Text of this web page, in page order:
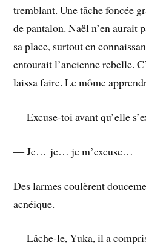
tremblant. Une tâche foncée
de pantalon. Naël n’en aurait
sa place, surtout en
entourait l’ancienne rebelle.
laissa faire. Le môme
― Excuse-toi avant qu’elle
― Je… je… je m’excuse…
Des larmes coulèrent
acnéique.
― Lâche-le, Yuka, il a